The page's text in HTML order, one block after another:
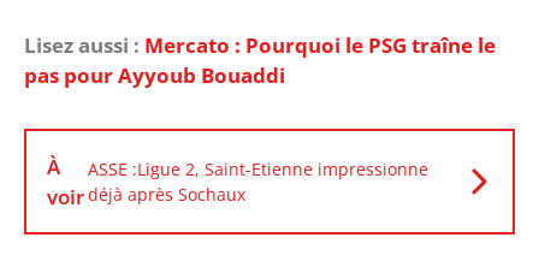
Lisez aussi : Mercato : Pourquoi le PSG traîne le
pas pour Ayyoub Bouaddi
À
voir
ASSE :Ligue 2, Saint-Etienne impressionne
déjà après Sochaux